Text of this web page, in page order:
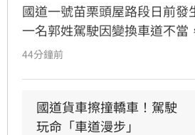
國道一號苗栗頭屋路段日前發
一名郭姓駕駛因變換車道不當
姓駕駛車輛，導致黃車失控撞
醫，經酒測確認3名駕駛均無
籲，變換車道務必顯示方向
44分鐘前
國道貨車擦撞轎車！駕駛
玩命「車道漫步」